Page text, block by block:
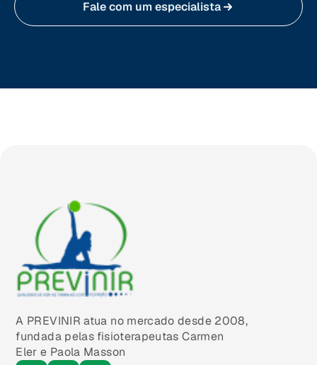
Tocantins (TO)
Fale com um especialista
A PREVINIR atua no mercado desde 2008,
fundada pelas fisioterapeutas Carmen
Eler e Paola Masson